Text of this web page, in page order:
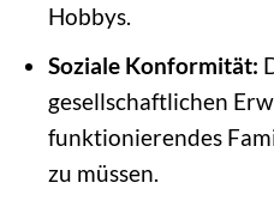
Hobbys.
Soziale Konformität:
gesellschaftlichen
funktionierendes
zu müssen.